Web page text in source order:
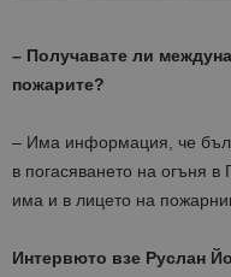
– Получавате ли
пожарите?
– Има информация, че
в погасяването на огъня
има и в лицето на
Интервюто взе Руслан